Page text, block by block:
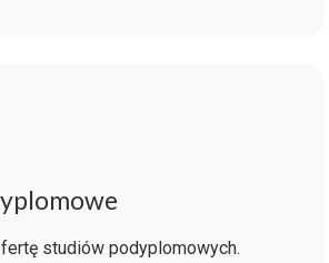
studiów podyplomowych.